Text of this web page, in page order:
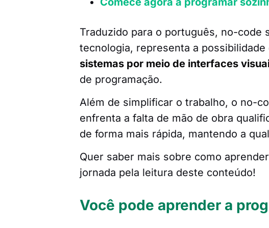
Traduzido para o português, no-code
tecnologia, representa a
sistemas por meio de interfaces
de programação.
Além de simplificar o trabalho, o no-
enfrenta a falta de mão de obra
de forma mais rápida, mantendo a
Quer saber mais sobre como
jornada pela leitura deste conteúdo!
Você pode aprender a